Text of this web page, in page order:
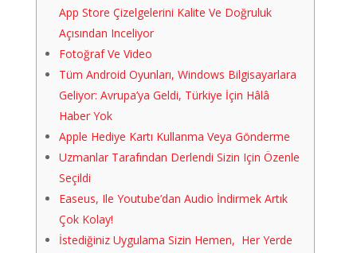
App Store Çizelgelerini Kalite Ve Doğruluk
Açısından Inceliyor
Fotoğraf Ve Video
Tüm Android Oyunları, Windows Bilgisayarlara
Geliyor: Avrupa’ya Geldi, Türkiye İçin Hâlâ
Haber Yok
Apple Hediye Kartı Kullanma Veya Gönderme
Uzmanlar Tarafından Derlendi Sizin Için Özenle
Seçildi
Easeus, Ile Youtube’dan Audio İndirmek Artık
Çok Kolay!
İstediğiniz Uygulama Sizin Hemen, Her Yerde